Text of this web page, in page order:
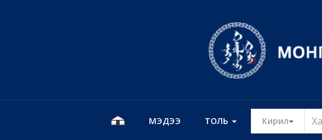
МЭДЭЭ ТОЛЬ Кирил Toggle